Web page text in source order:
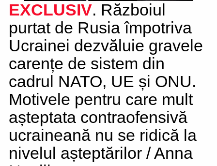
EXCLUSIV. Războiul
purtat de Rusia împotriva
Ucrainei dezvăluie gravele
carențe de sistem din
cadrul NATO, UE și ONU.
Motivele pentru care mult
așteptata contraofensivă
ucraineană nu se ridică la
nivelul așteptărilor / Anna